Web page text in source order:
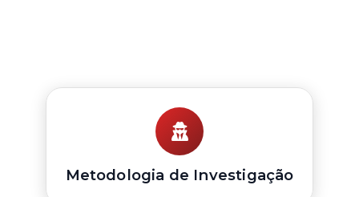
Metodologia de Investigação